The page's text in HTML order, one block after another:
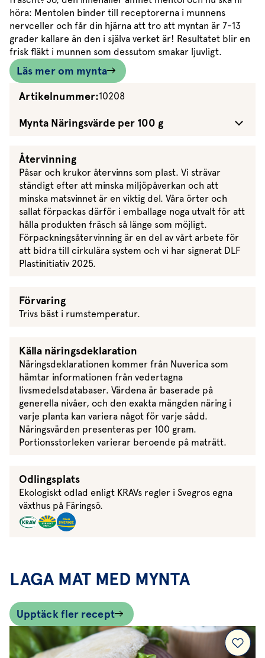
höra: Mentolen binder till receptorerna i munnens
nervceller och får din hjärna att tro att myntan är 7-13
grader kallare än den i själva verket är! Resultatet blir en
frisk fläkt i munnen som dessutom smakar ljuvligt.
Läs mer om mynta
Artikelnummer:10208
Mynta Näringsvärde per 100 g
Återvinning
Påsar och krukor återvinns som plast. Vi strävar
ständigt efter att minska miljöpåverkan och att
minska matsvinnet är en viktig del. Våra örter och
sallat förpackas därför i emballage noga utvalt för att
hålla produkten fräsch så länge som möjligt.
Förpackningsåtervinning är en del av vårt arbete för
att bidra till cirkulära system och vi har signerat DLF
Plastinitiativ 2025.
Förvaring
Trivs bäst i rumstemperatur.
Källa näringsdeklaration
Näringsdeklarationen kommer från Nuverica som
hämtar informationen från vedertagna
livsmedelsdatabaser. Värdena är baserade på
generella nivåer, och den exakta mängden näring i
varje planta kan variera något för varje sådd.
Näringsvärden presenteras per 100 gram.
Portionsstorleken varierar beroende på maträtt.
Odlingsplats
Ekologiskt odlad enligt KRAVs regler i Svegros egna
växthus på Färingsö.
LAGA MAT MED MYNTA
Upptäck fler recept